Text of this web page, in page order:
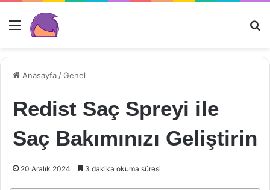
Menü
Anasayfa /Genel
Redist Saç Spreyi ile
Saç Bakımınızı Geliştirin
20 Aralık 2024 3 dakika okuma süresi